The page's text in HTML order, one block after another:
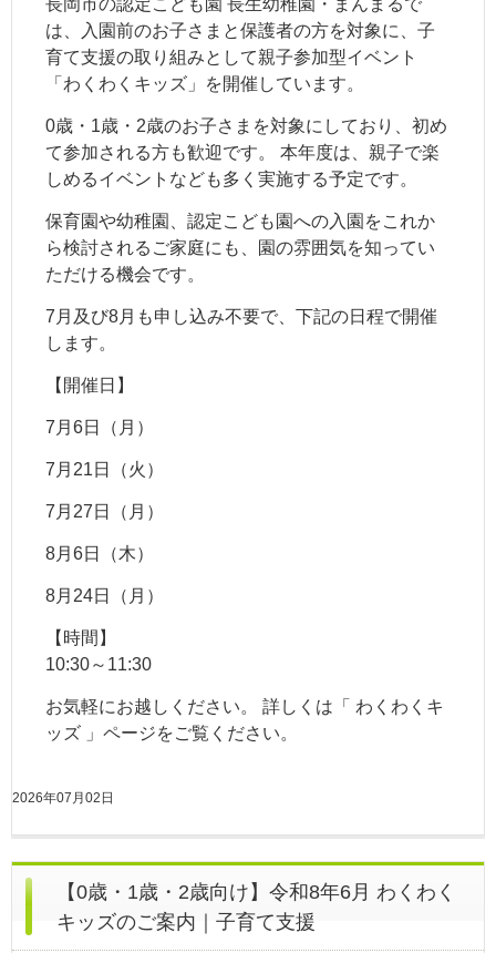
長岡市の認定こども園 長生幼稚園・まんまるで
は、入園前のお子さまと保護者の方を対象に、子
育て支援の取り組みとして親子参加型イベント
「わくわくキッズ」を開催しています。
0歳・1歳・2歳のお子さまを対象にしており、初め
て参加される方も歓迎です。 本年度は、親子で楽
しめるイベントなども多く実施する予定です。
保育園や幼稚園、認定こども園への入園をこれか
ら検討されるご家庭にも、園の雰囲気を知ってい
ただける機会です。
7月及び8月も申し込み不要で、下記の日程で開催
します。
【開催日】
7月6日（月）
7月21日（火）
7月27日（月）
8月6日（木）
8月24日（月）
【時間】
10:30～11:30
お気軽にお越しください。 詳しくは「 わくわくキ
ッズ 」ページをご覧ください。
2026年07月02日
【0歳・1歳・2歳向け】令和8年6月 わくわく
キッズのご案内｜子育て支援